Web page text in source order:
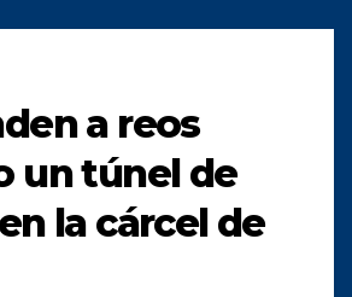
a reos
un túnel de
la cárcel de